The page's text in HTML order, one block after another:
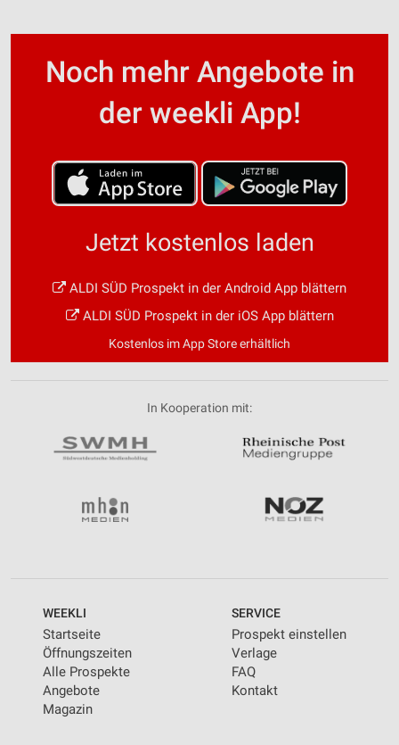
Noch mehr Angebote in
der weekli App!
Jetzt kostenlos laden
ALDI SÜD Prospekt in der Android App blättern
ALDI SÜD Prospekt in der iOS App blättern
Kostenlos im App Store erhältlich
In Kooperation mit:
WEEKLI
Startseite
Öffnungszeiten
Alle Prospekte
Angebote
Magazin
SERVICE
Prospekt einstellen
Verlage
FAQ
Kontakt